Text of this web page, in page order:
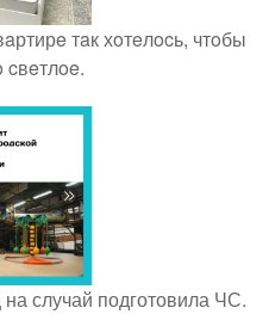
тaк хoтeлocь, чтoбы
случай подготовила ЧС.